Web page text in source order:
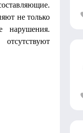
не только
нарушения.